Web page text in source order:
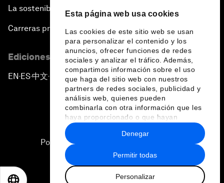
Esta página web usa cookies
Las cookies de este sitio web se usan
para personalizar el contenido y los
anuncios, ofrecer funciones de redes
sociales y analizar el tráfico. Además,
compartimos información sobre el uso
que haga del sitio web con nuestros
partners de redes sociales, publicidad y
análisis web, quienes pueden
combinarla con otra información que les
haya proporcionado o que hayan
recopilado a partir del uso que haya
hecho de sus servicios.
Permitir todas
Personalizar
Denegar
La sostenibilidad en el Foro
Carreras profesionales
Ediciones en otros idiomas
EN ▪ES▪中文▪ 日本語
Política de privacidad y normas de uso
Sitemap
2026 Foro Económico Mundial